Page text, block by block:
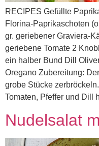
RECIPES Gefüllte
Florina-Paprikaschoten
gr. geriebener Graviera-
geriebene Tomate 2
ein halber Bund Dill
Oregano Zubereitung:
grobe Stücke
Tomaten, Pfeffer und Dill
Nudelsalat